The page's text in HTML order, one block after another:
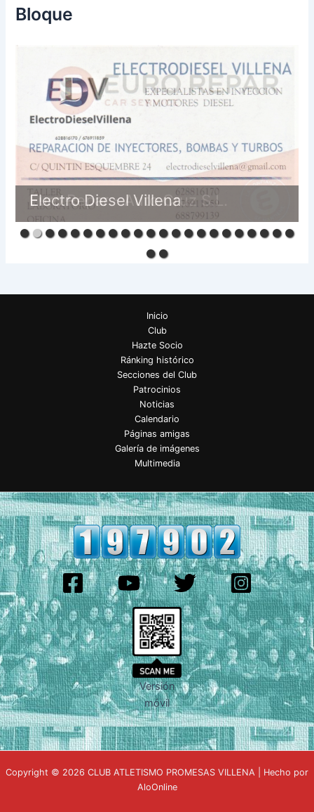
Bloque
Euro Repar - Auto Cruz S.L.
Inicio
Club
Hazte Socio
Ránking histórico
Secciones del Club
Patrocinios
Noticias
Calendario
Páginas amigas
Galería de imágenes
Multimedia
Versión
móvil
Copyright © 2026 CLUB ATLETISMO PROMESAS VILLENA | Hecho por
AloOnline